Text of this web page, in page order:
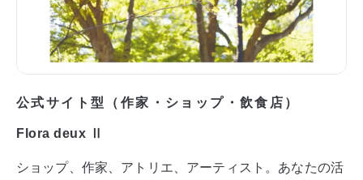
公式サイト型（作家・ショップ・飲食店）
Flora deux Ⅱ
ショップ、作家、アトリエ、アーティスト。あなたの活